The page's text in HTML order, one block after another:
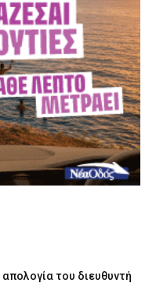
απολογία του διευθυντή